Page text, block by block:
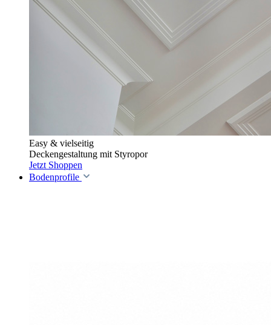
Easy & vielseitig
Deckengestaltung mit Styropor
Jetzt Shoppen
Bodenprofile